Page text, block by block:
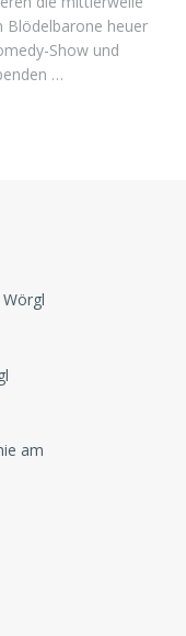
Blödelbarone heuer
Show und
…
am